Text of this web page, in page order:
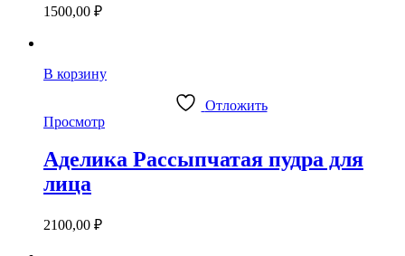
1500,00 ₽
В корзину
Отложить
Просмотр
Аделика Рассыпчатая пудра для
лица
2100,00 ₽